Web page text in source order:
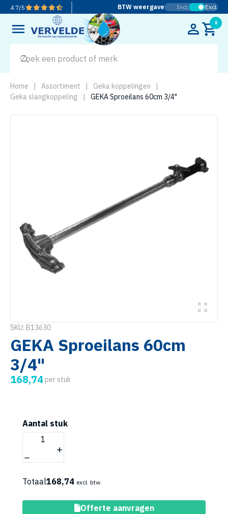
4.7/5 BTW weergave Incl. Excl.
0
Home | Assortiment | Geka koppelingen
|
Geka slangkoppeling
| GEKA Sproeilans 60cm 3/4"
SKU: B13630
GEKA Sproeilans 60cm
3/4"
168,74 per stuk
Aantal stuk
Totaal168,74 excl. btw.
Toevoegen aan winkelwagen
Offerte aanvragen